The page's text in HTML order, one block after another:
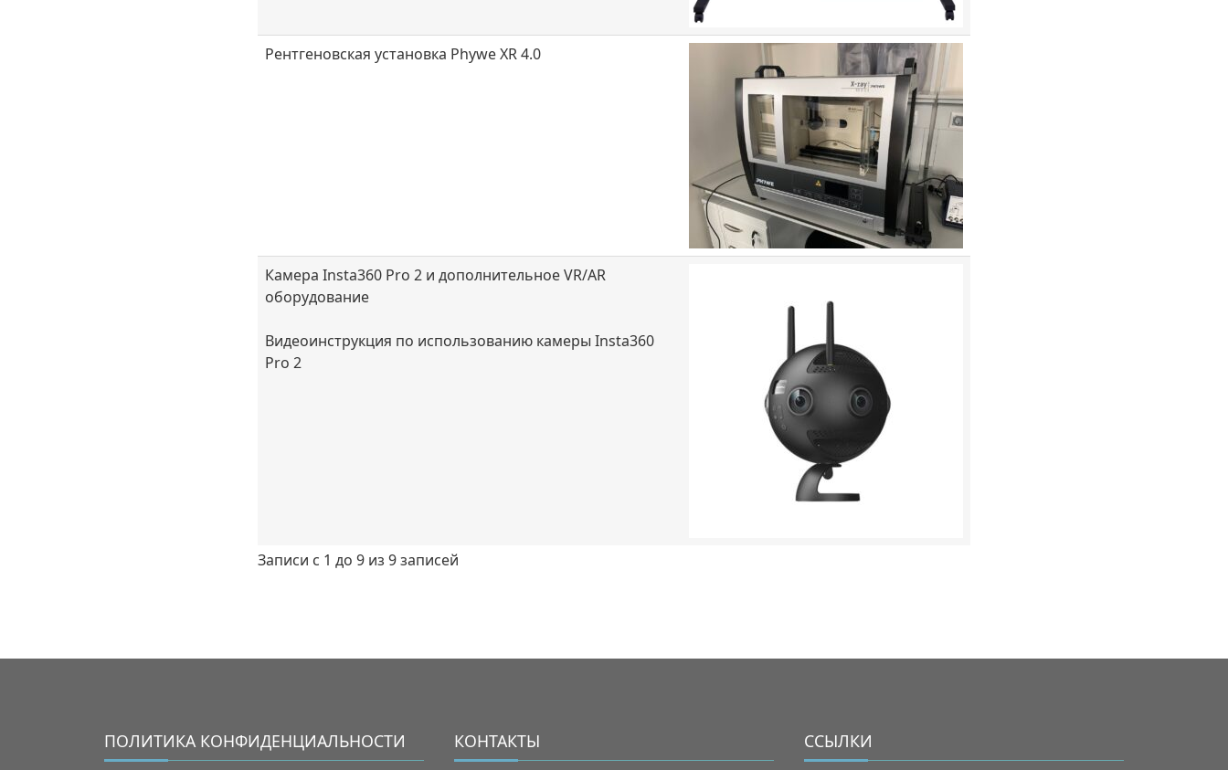
Рентгеновская установка Phywe XR 4.0
Камера Insta360 Pro 2 и дополнительное VR/AR
оборудование
Видеоинструкция по использованию камеры Insta360
Pro 2
Записи с 1 до 9 из 9 записей
ПОЛИТИКА КОНФИДЕНЦИАЛЬНОСТИ КОНТАКТЫ ССЫЛКИ